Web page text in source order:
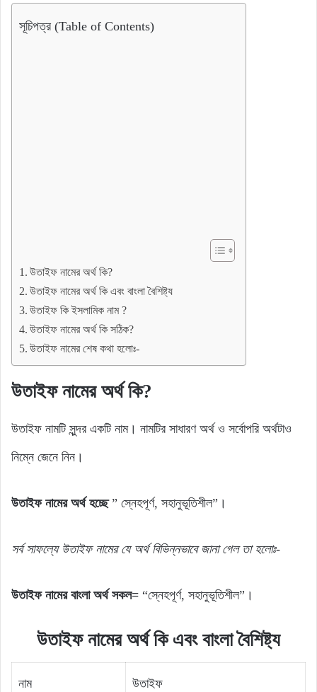
সূচিপত্র (Table of Contents)
উতাইফ নামের অর্থ কি?
উতাইফ নামের অর্থ কি এবং বাংলা বৈশিষ্ট্য
উতাইফ কি ইসলামিক নাম ?
উতাইফ নামের অর্থ কি সঠিক?
উতাইফ নামের শেষ কথা হলোঃ-
উতাইফ নামের অর্থ কি?
উতাইফ নামটি সুন্দর একটি নাম। নামটির সাধারণ অর্থ ও সর্বোপরি অর্থটাও
নিম্নে জেনে নিন।
উতাইফ নামের অর্থ হচ্ছে” স্নেহপূর্ণ, সহানুভূতিশীল”।
সর্ব সাফল্যে উতাইফ নামের যে অর্থ বিভিন্নভাবে জানা গেল তা হলোঃ-
উতাইফ নামের বাংলা অর্থ সকল= “স্নেহপূর্ণ, সহানুভূতিশীল”।
উতাইফ নামের অর্থ কি এবং বাংলা বৈশিষ্ট্য
নাম উতাইফ